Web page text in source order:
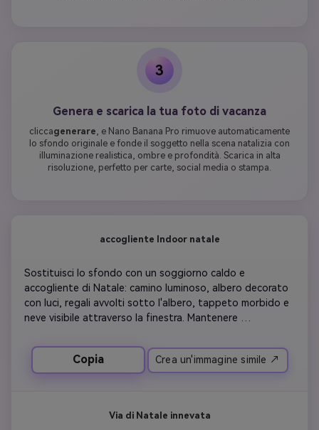
3
Genera e scarica la tua foto di vacanza
cliccagenerare , e Nano Banana Pro rimuove automaticamente
lo sfondo originale e fonde il soggetto nella scena natalizia con
illuminazione realistica, ombre e profondità. Scarica in alta
risoluzione, perfetto per carte, social media o stampa.
accogliente Indoor natale
Sostituisci lo sfondo con un soggiorno caldo e
accogliente di Natale: camino luminoso, albero decorato
con luci, regali avvolti sotto l'albero, tappeto morbido e
neve visibile attraverso la finestra. Mantenere
d'oro interna.
Copia Crea un'immagine simile ↗
Via di Natale innevata